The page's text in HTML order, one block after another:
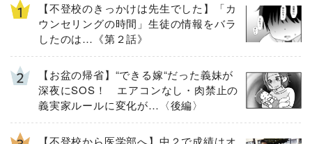
【不登校のきっかけは先生でした】「カ
ウンセリングの時間」生徒の情報をバラ
したのは…《第２話》
【お盆の帰省】“できる嫁“だった義妹が
深夜にSOS！ エアコンなし・肉禁止の
義実家ルールに変化が…〈後編〉
【不登校から医学部へ】中２で成績はオ